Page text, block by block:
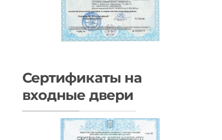
Сертификаты на
входные двери